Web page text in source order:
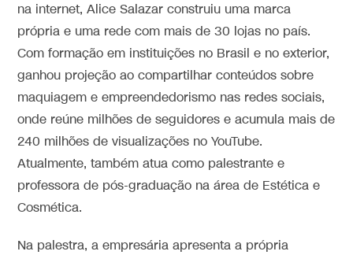
na internet, Alice Salazar construiu uma marca
própria e uma rede com mais de 30 lojas no país.
Com formação em instituições no Brasil e no exterior,
ganhou projeção ao compartilhar conteúdos sobre
maquiagem e empreendedorismo nas redes sociais,
onde reúne milhões de seguidores e acumula mais de
240 milhões de visualizações no YouTube.
Atualmente, também atua como palestrante e
professora de pós-graduação na área de Estética e
Cosmética.
Na palestra, a empresária apresenta a própria